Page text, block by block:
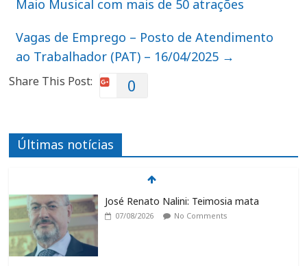
Maio Musical com mais de 50 atrações
Vagas de Emprego – Posto de Atendimento
ao Trabalhador (PAT) – 16/04/2025 →
Share This Post: 0
Últimas notícias
José Renato Nalini: Teimosia mata
07/08/2026 No Comments